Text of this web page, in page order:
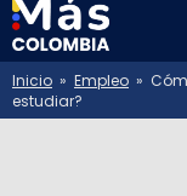
Inicio » Empleo »
estudiar?